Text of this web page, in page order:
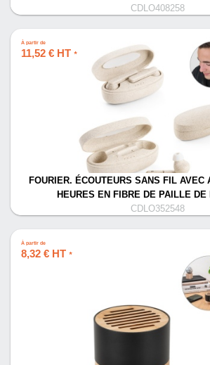
CDLO408258
À partir de
11,52 € HT *
FOURIER. ÉCOUTEURS SANS FIL AVEC
HEURES EN FIBRE DE PAILLE
CDLO352548
À partir de
8,32 € HT *